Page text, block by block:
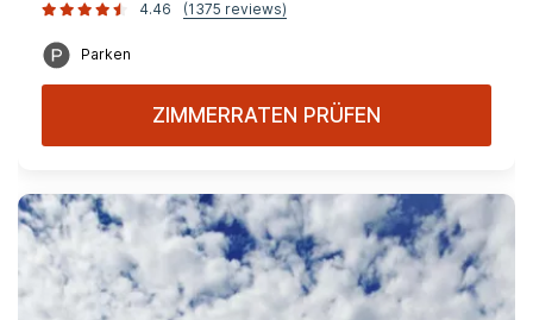
4.46
(1375 reviews)
Parken
ZIMMERRATEN PRÜFEN